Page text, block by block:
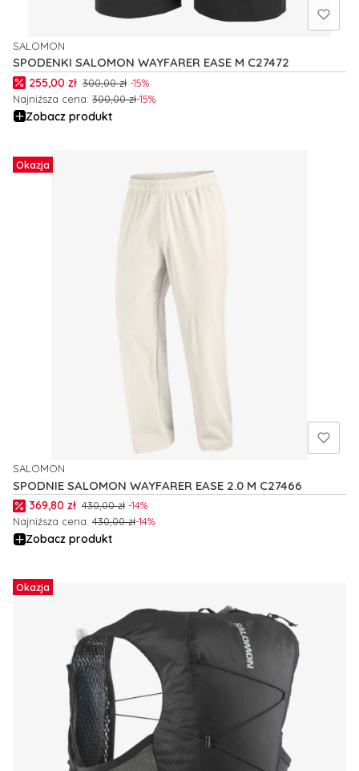
SPODENKI SALOMON WAYFARER EASE M C27472
PRODUCENT
SALOMON
Cena promocyjna
255,00 zł 300,00 zł -15%
Najniższa cena: 300,00 zł-15%
Zobacz produkt
Okazja
SPODNIE SALOMON WAYFARER EASE 2.0 M C27466
PRODUCENT
SALOMON
Cena promocyjna
369,80 zł 430,00 zł -14%
Najniższa cena: 430,00 zł-14%
Zobacz produkt
Okazja